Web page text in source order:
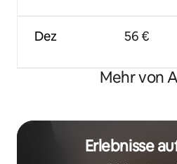
Dez 56 €
Mehr von
Erlebnisse